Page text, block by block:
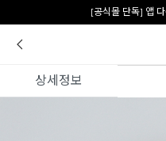
카카오 플친 추가
상세정보